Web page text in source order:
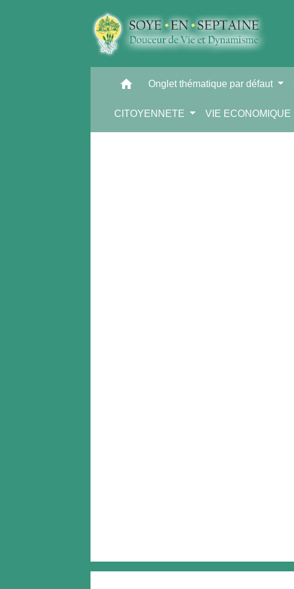
home Onglet thématique par défaut
CITOYENNETE VIE ECONOMIQUE